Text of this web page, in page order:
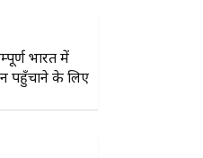
भारत में
पहुँचाने के लिए